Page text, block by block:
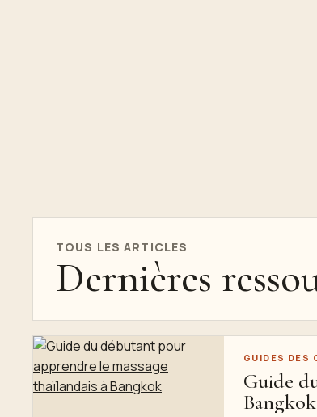
TOUS LES ARTICLES
Dernières
GUIDES DES
Guide
Bangkok